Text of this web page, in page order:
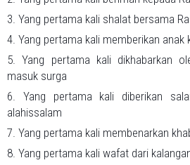
3. Yang pertama kali shalat bersama
4. Yang pertama kali memberikan anak
5. Yang pertama kali dikhabarkan
masuk surga
6. Yang pertama kali diberikan
alahissalam
7. Yang pertama kali membenarkan
8. Yang pertama kali wafat dari